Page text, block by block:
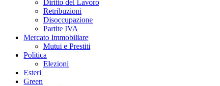
Diritto del Lavoro
Retribuzioni
Disoccupazione
Partite IVA
Mercato Immobiliare
Mutui e Prestiti
Politica
Elezioni
Esteri
Green